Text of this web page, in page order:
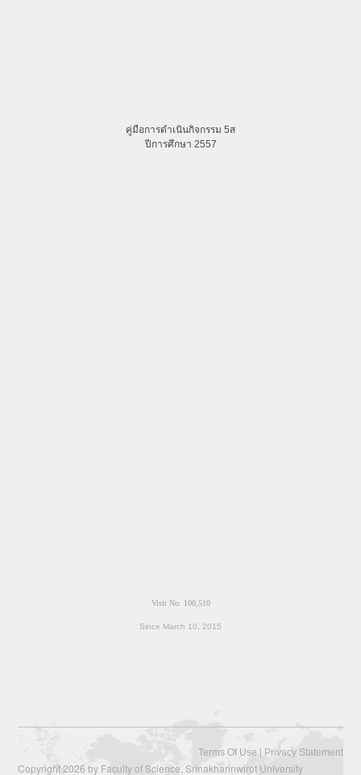
คู่มือการดำเนินกิจกรรม 5ส
ปีการศึกษา 2557
Since March 10, 2015
Terms Of Use | Privacy Statement
Copyright 2026 by Faculty of Science, Srinakharinwirot University